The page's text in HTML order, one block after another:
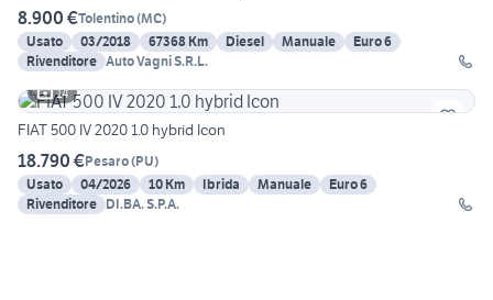
8.900 €Tolentino(MC)
Usato
03/2018 67368 Km Diesel Manuale
Euro 6
Rivenditore Auto Vagni S.R.L.
14
FIAT 500 IV 2020 1.0 hybrid Icon
18.790 €Pesaro(PU)
Usato
04/2026 10 Km Ibrida Manuale
Euro 6
Rivenditore DI.BA. S.P.A.